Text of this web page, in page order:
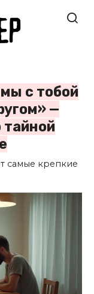
с тобой
—
тайной
самые крепкие